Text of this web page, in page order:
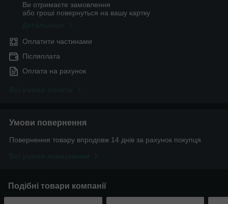
Ви отримаєте замовлення
або гроші повернуться на вашу картку
Оплатити частинами
Післяплата
Оплата на рахунок
Умови повернення
Повернення товару впродовж 14 днів за рахунок покупця
Подібні товари компанії